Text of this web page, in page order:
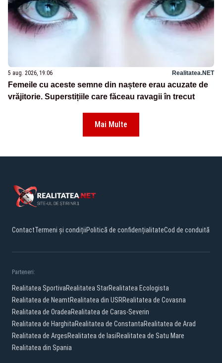
5 aug. 2026, 19:06 Realitatea.NET
Femeile cu aceste semne din naștere erau acuzate de
vrăjitorie. Superstițiile care făceau ravagii în trecut
Mai Multe
ContactTermeni și condițiiPolitică de confidențialitateCod de conduită
Parteneri:
Realitatea SportivaRealitatea StarRealitatea Ecologista
Realitatea de NeamtRealitatea din USRRealitatea de Covasna
Realitatea de OradeaRealitatea de Caras-Severin
Realitatea de HarghitaRealitatea de ConstantaRealitatea de Arad
Realitatea de ArgesRealitatea de IasiRealitatea de Satu Mare
Realitatea din Spania